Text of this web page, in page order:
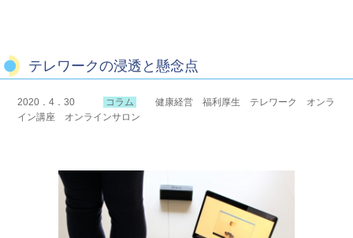
テレワークの浸透と懸念点
2020．4．30 コラム
健康経営 福利厚生 テレワーク オンラ
イン講座 オンラインサロン